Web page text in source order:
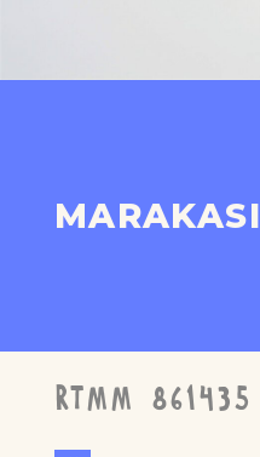
MARAKASI
RTMM 861435